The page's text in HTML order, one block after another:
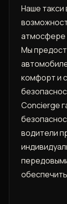
Наше
атмосфере
Мы
комфорт и
Concierge
водители